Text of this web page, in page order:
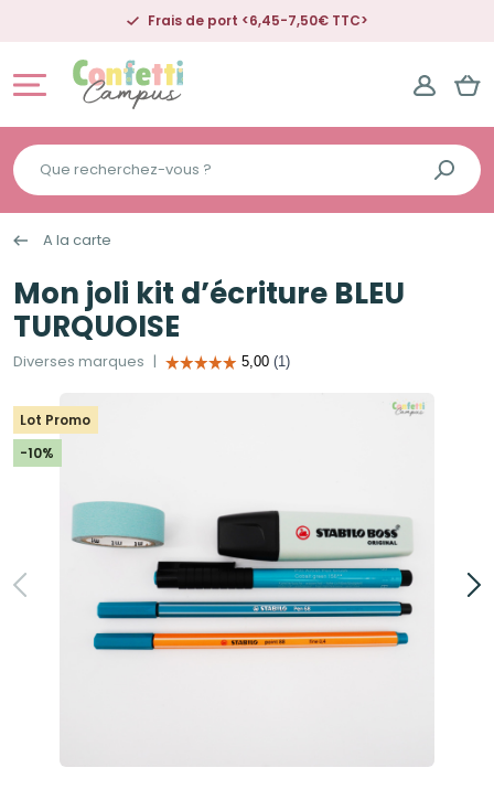
Frais de port <6,45-7,50€ TTC>
Que
recherchez-
vous
?
A la carte
Mon joli kit d’écriture BLEU
TURQUOISE
Diverses marques
Lot Promo
-10%